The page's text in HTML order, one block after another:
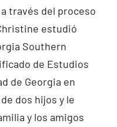
través del proceso
estudió
Southern
de Estudios
de Georgia en
dos hijos y le
y los amigos